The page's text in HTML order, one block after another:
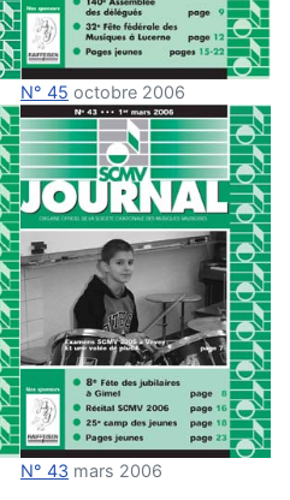
N° 45 octobre 2006
N° 43 mars 2006